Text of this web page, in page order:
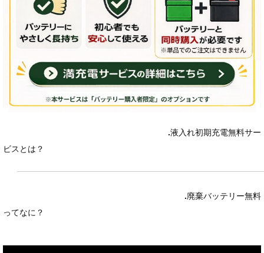
.液入れ初期充電無料サー
ビスとは？
.廃棄バッテリー無料
ってなに？